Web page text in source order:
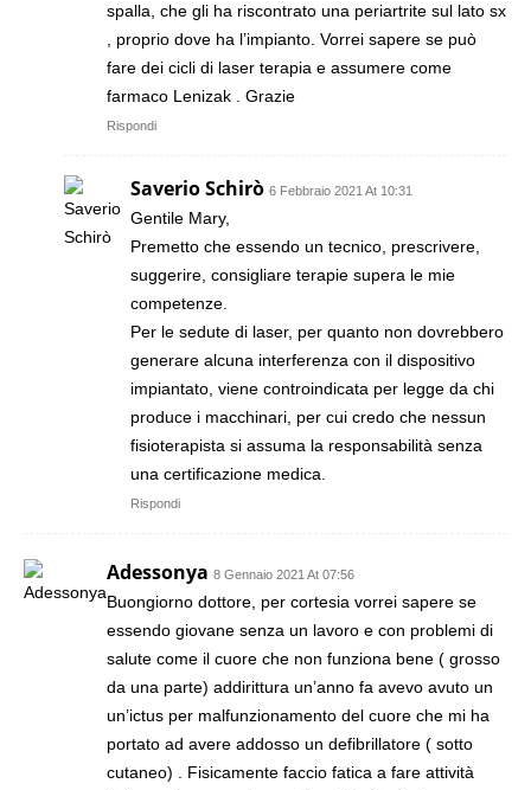
spalla, che gli ha riscontrato una periartrite sul lato sx
, proprio dove ha l’impianto. Vorrei sapere se può
fare dei cicli di laser terapia e assumere come
farmaco Lenizak . Grazie
Rispondi
Saverio Schirò 6 Febbraio 2021 At 10:31
Gentile Mary,
Premetto che essendo un tecnico, prescrivere,
suggerire, consigliare terapie supera le mie
competenze.
Per le sedute di laser, per quanto non dovrebbero
generare alcuna interferenza con il dispositivo
impiantato, viene controindicata per legge da chi
produce i macchinari, per cui credo che nessun
fisioterapista si assuma la responsabilità senza
una certificazione medica.
Rispondi
Adessonya 8 Gennaio 2021 At 07:56
Buongiorno dottore, per cortesia vorrei sapere se
essendo giovane senza un lavoro e con problemi di
salute come il cuore che non funziona bene ( grosso
da una parte) addirittura un’anno fa avevo avuto un
un’ictus per malfunzionamento del cuore che mi ha
portato ad avere addosso un defibrillatore ( sotto
cutaneo) . Fisicamente faccio fatica a fare attività